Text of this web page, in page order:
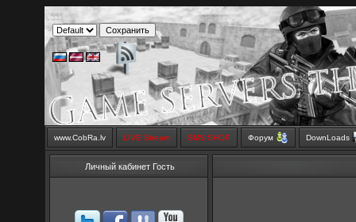
www.CobRa.lv LIVE Stream SMS SHOP Форум DownLoads
Личный кабинет Гость